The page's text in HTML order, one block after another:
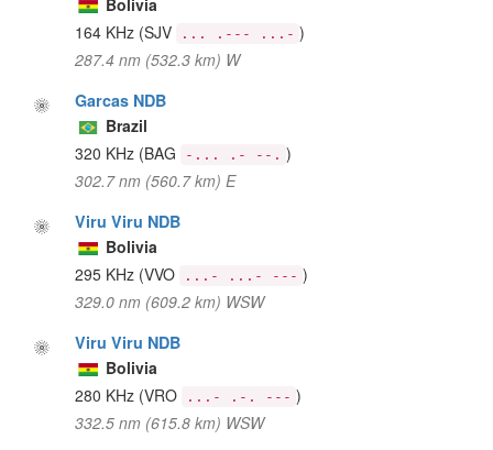
164 KHz (SJV ... .--- ...- )
287.4 nm (532.3 km) W
Garcas NDB
Brazil
320 KHz (BAG -... .- --. )
302.7 nm (560.7 km) E
Viru Viru NDB
Bolivia
295 KHz (VVO ...- ...- --- )
329.0 nm (609.2 km) WSW
Viru Viru NDB
Bolivia
280 KHz (VRO ...- .-. --- )
332.5 nm (615.8 km) WSW